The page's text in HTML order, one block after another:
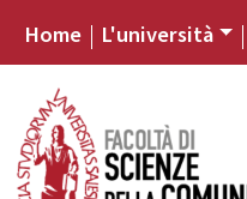
Home L'università